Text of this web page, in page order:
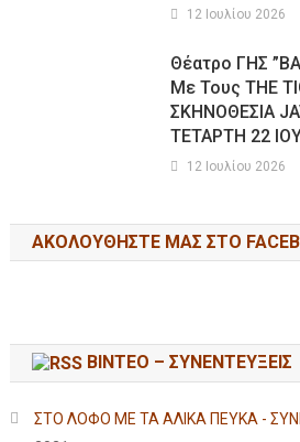
12 Ιουλίου 2026
Θέατρο ΓΗΣ
Με Τους THE
ΣΚΗΝΟΘΕΣΙΑ
ΤΕΤΑΡΤΗ 22
12 Ιουλίου 2026
ΑΚΟΛΟΥΘΉΣΤΕ ΜΑΣ ΣΤΟ
ΒΙΝΤΕΟ – ΣΥΝΕΝΤΕΥΞΕΙΣ
ΣΤΟ ΛΟΦΟ ΜΕ ΤΑ ΑΛΙΚΑ ΠΕΥΚΑ -